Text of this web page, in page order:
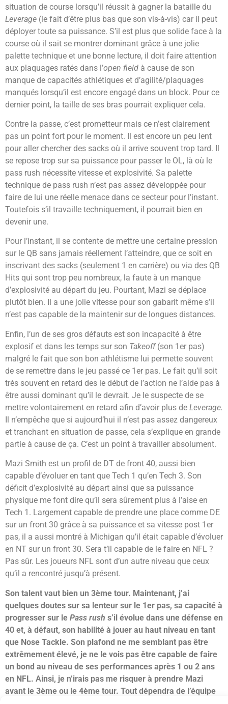
situation de course lorsqu’il réussit à gagner la bataille du
Leverage (le fait d’être plus bas que son vis-à-vis) car il peut
déployer toute sa puissance. S’il est plus que solide face à la
course où il sait se montrer dominant grâce à une jolie
palette technique et une bonne lecture, il doit faire attention
aux plaquages ratés dans l’open field à cause de son
manque de capacités athlétiques et d’agilité/plaquages
manqués lorsqu’il est encore engagé dans un block. Pour ce
dernier point, la taille de ses bras pourrait expliquer cela.
Contre la passe, c’est prometteur mais ce n’est clairement
pas un point fort pour le moment. Il est encore un peu lent
pour aller chercher des sacks où il arrive souvent trop tard. Il
se repose trop sur sa puissance pour passer le OL, là où le
pass rush nécessite vitesse et explosivité. Sa palette
technique de pass rush n’est pas assez développée pour
faire de lui une réelle menace dans ce secteur pour l’instant.
Toutefois s’il travaille techniquement, il pourrait bien en
devenir une.
Pour l’instant, il se contente de mettre une certaine pression
sur le QB sans jamais réellement l’atteindre, que ce soit en
inscrivant des sacks (seulement 1 en carrière) ou via des QB
Hits qui sont trop peu nombreux, la faute à un manque
d’explosivité au départ du jeu. Pourtant, Mazi se déplace
plutôt bien. Il a une jolie vitesse pour son gabarit même s’il
n’est pas capable de la maintenir sur de longues distances.
Enfin, l’un de ses gros défauts est son incapacité à être
explosif et dans les temps sur son Takeoff(son 1er pas)
malgré le fait que son bon athlétisme lui permette souvent
de se remettre dans le jeu passé ce 1er pas. Le fait qu’il soit
très souvent en retard des le début de l’action ne l’aide pas à
être aussi dominant qu’il le devrait. Je le suspecte de se
mettre volontairement en retard afin d’avoir plus de Leverage.
Il n’empêche que si aujourd’hui il n’est pas assez dangereux
et tranchant en situation de passe, cela s’explique en grande
partie à cause de ça. C’est un point à travailler absolument.
Mazi Smith est un profil de DT de front 40, aussi bien
capable d’évoluer en tant que Tech 1 qu’en Tech 3. Son
déficit d’explosivité au départ ainsi que sa puissance
physique me font dire qu’il sera sûrement plus à l’aise en
Tech 1. Largement capable de prendre une place comme DE
sur un front 30 grâce à sa puissance et sa vitesse post 1er
pas, il a aussi montré à Michigan qu’il était capable d’évoluer
en NT sur un front 30. Sera t’il capable de le faire en NFL ?
Pas sûr. Les joueurs NFL sont d’un autre niveau que ceux
qu’il a rencontré jusqu’à présent.
Son talent vaut bien un 3ème tour. Maintenant, j’ai
quelques doutes sur sa lenteur sur le 1er pas, sa capacité à
progresser sur le Pass rush s’il évolue dans une défense en
40 et, à défaut, son habilité à jouer au haut niveau en tant
que Nose Tackle. Son plafond ne me semblant pas être
extrêmement élevé, je ne le vois pas être capable de faire
un bond au niveau de ses performances après 1 ou 2 ans
en NFL. Ainsi, je n’irais pas me risquer à prendre Mazi
avant le 3ème ou le 4ème tour. Tout dépendra de l’équipe